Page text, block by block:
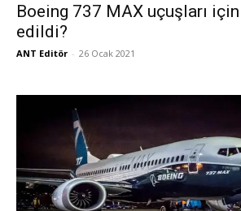
Boeing 737 MAX uçuşları
edildi?
ANT Editör - 26 Ocak 2021